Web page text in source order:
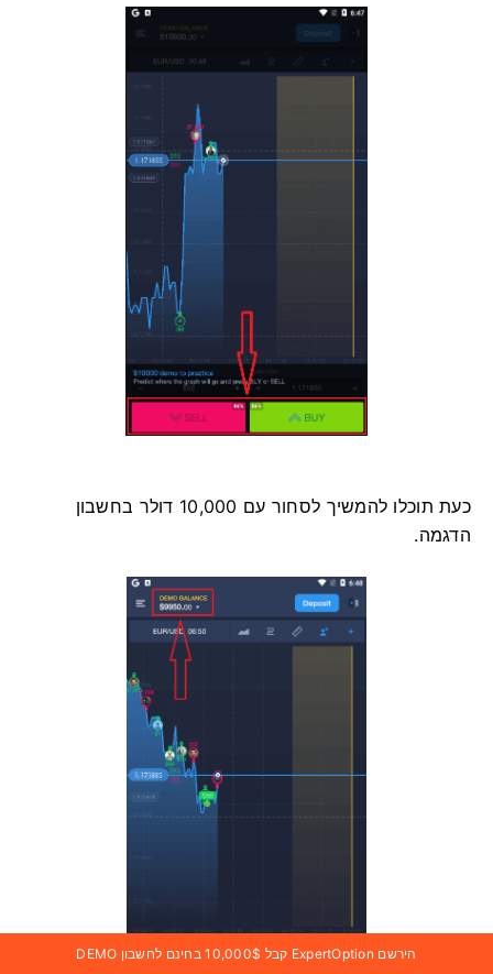
כעת תוכלו להמשיך לסחור עם 10,000 דולר בחשבון
הדגמה.
הירשם ExpertOption קבל 10,000$ בחינם לחשבון DEMO